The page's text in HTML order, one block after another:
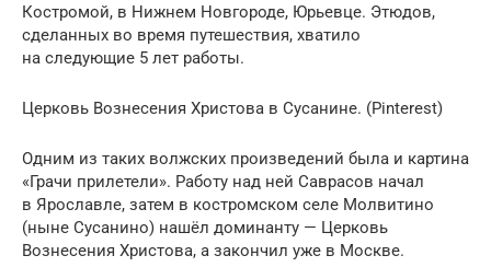
Костромой, в Нижнем Новгороде, Юрьевце. Этюдов,
сделанных во время путешествия, хватило
на следующие 5 лет работы.
Церковь Вознесения Христова в Сусанине. (Pinterest)
Одним из таких волжских произведений была и картина
«Грачи прилетели». Работу над ней Саврасов начал
в Ярославле, затем в костромском селе Молвитино
(ныне Сусанино) нашёл доминанту — Церковь
Вознесения Христова, а закончил уже в Москве.